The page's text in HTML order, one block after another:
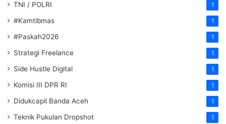
TNI / POLRI 1
#Kamtibmas 1
#Paskah2026 1
Strategi Freelance 1
Side Hustle Digital 1
Komisi III DPR RI 1
Didukcapil Banda Aceh 1
Teknik Pukulan Dropshot 1